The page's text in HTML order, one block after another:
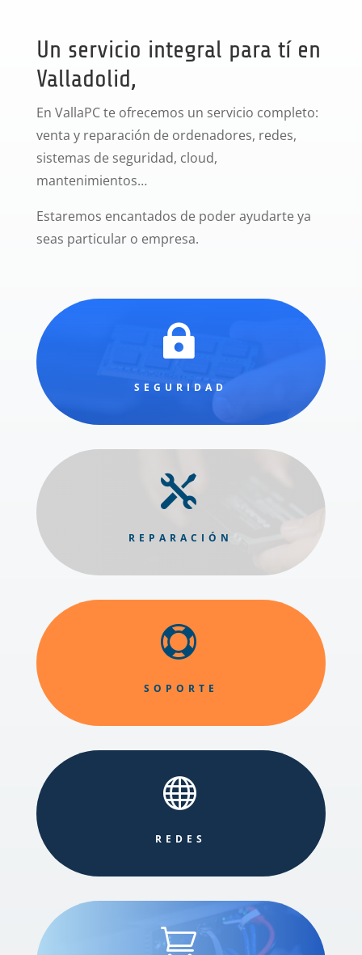
Un servicio integral para tí en
Valladolid,
En VallaPC te ofrecemos un servicio completo:
venta y reparación de ordenadores, redes,
sistemas de seguridad, cloud,
mantenimientos…
Estaremos encantados de poder ayudarte ya
seas particular o empresa.

SEGURIDAD

REPARACIÓN

SOPORTE

REDES
